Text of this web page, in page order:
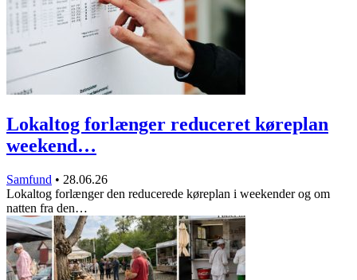
Lokaltog forlænger reduceret køreplan
weekend…
Samfund • 28.06.26
Lokaltog forlænger den reducerede køreplan i weekender og om
natten fra den…